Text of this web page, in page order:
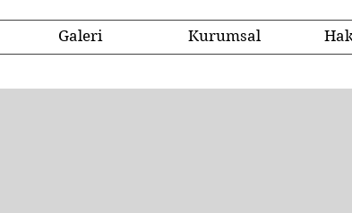
Galeri Kurumsal